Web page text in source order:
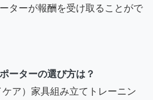
ターが報酬を受け取ることがで
ーターの選び方は？
ア）家具組み立てトレーニン